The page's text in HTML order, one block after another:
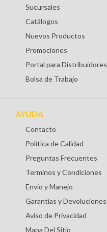
Sucursales
Catálogos
Nuevos Productos
Promociones
Portal para Distribuidores
Bolsa de Trabajo
AYUDA
Contacto
Política de Calidad
Preguntas Frecuentes
Terminos y Condiciones
Envio y Manejo
Garantías y Devoluciones
Aviso de Privacidad
Mapa Del Sitio